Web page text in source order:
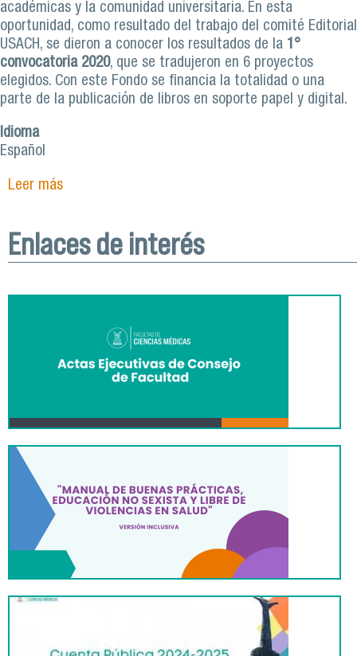
académicas y la comunidad universitaria. En esta
oportunidad, como resultado del trabajo del comité Editorial
USACH, se dieron a conocer los resultados de la 1°
convocatoria 2020, que se tradujeron en 6 proyectos
elegidos. Con este Fondo se financia la totalidad o una
parte de la publicación de libros en soporte papel y digital.
Idioma
Español
Leer mássobre Académico Facimed se adjudica Fondo
Enlaces de interés